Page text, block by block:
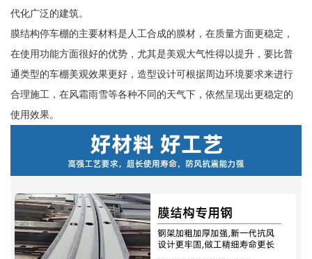
代化广泛的建筑。
膜结构停车棚的主要材料是人工合成的膜材，在质量方面更稳定，
在使用功能方面很好的优势，尤其是美观大气性得以提升，要比普
通类型的车棚美观效果更好，造型设计可根据周边环境要求来进行
合理施工，在风霜雨雪等各种不同的天气下，依然呈现出更稳定的
使用效果。